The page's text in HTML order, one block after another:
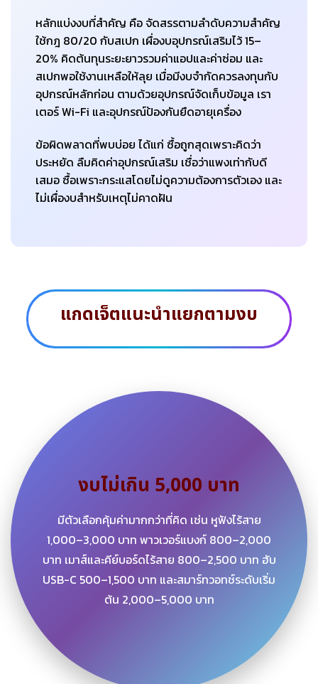
หลักแบ่งงบที่สำคัญ คือ จัดสรรตามลำดับความสำคัญ
ใช้กฎ 80/20 กับสเปก เผื่องบอุปกรณ์เสริมไว้ 15–
20% คิดต้นทุนระยะยาวรวมค่าแอปและค่าซ่อม และ
สเปกพอใช้งานเหลือให้ลุย เมื่อมีงบจำกัดควรลงทุนกับ
อุปกรณ์หลักก่อน ตามด้วยอุปกรณ์จัดเก็บข้อมูล เรา
เตอร์ Wi-Fi และอุปกรณ์ป้องกันยืดอายุเครื่อง
ข้อผิดพลาดที่พบบ่อย ได้แก่ ซื้อถูกสุดเพราะคิดว่า
ประหยัด ลืมคิดค่าอุปกรณ์เสริม เชื่อว่าแพงเท่ากับดี
เสมอ ซื้อเพราะกระแสโดยไม่ดูความต้องการตัวเอง และ
ไม่เผื่องบสำหรับเหตุไม่คาดฝัน
แกดเจ็ตแนะนำแยกตามงบ
งบไม่เกิน 5,000 บาท
มีตัวเลือกคุ้มค่ามากกว่าที่คิด เช่น หูฟังไร้สาย
1,000–3,000 บาท พาวเวอร์แบงก์ 800–2,000
บาท เมาส์และคีย์บอร์ดไร้สาย 800–2,500 บาท ฮับ
USB-C 500–1,500 บาท และสมาร์ทวอทช์ระดับเริ่ม
ต้น 2,000–5,000 บาท